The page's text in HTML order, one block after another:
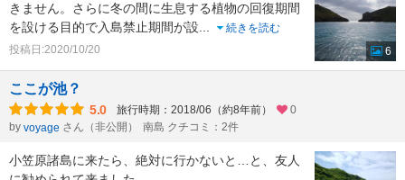
きません。さらに冬の間に生息する植物の回復期間
を設ける目的で入島禁止期間が設...
続きを読む
投稿日:2020/10/20
6
ここが池？
5.0 旅行時期：2018/06（約8年前）
0
by voyage さん（非公開） 南島 クチコミ：2件
小笠原諸島に来たら、絶対に行かないと…と、友人